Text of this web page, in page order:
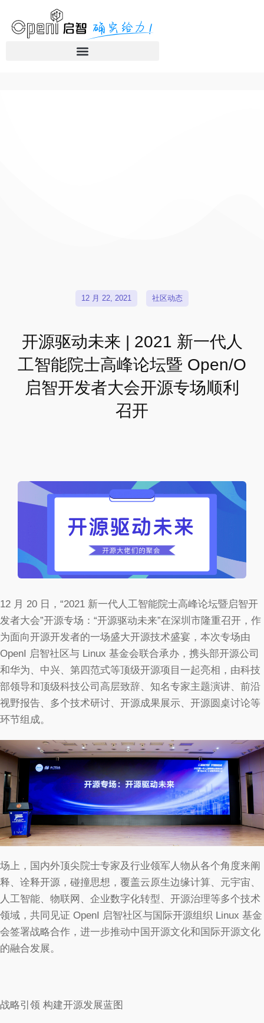
12 月 22, 2021 社区动态
开源驱动未来 | 2021 新一代人
工智能院士高峰论坛暨 Open/O
启智开发者大会开源专场顺利
召开
12 月 20 日，“2021 新一代人工智能院士高峰论坛暨启智开
发者大会”开源专场：“开源驱动未来”在深圳市隆重召开，作
为面向开源开发者的一场盛大开源技术盛宴，本次专场由
OpenI 启智社区与 Linux 基金会联合承办，携头部开源公司
和华为、中兴、第四范式等顶级开源项目一起亮相，由科技
部领导和顶级科技公司高层致辞、知名专家主题演讲、前沿
视野报告、多个技术研讨、开源成果展示、开源圆桌讨论等
环节组成。
场上，国内外顶尖院士专家及行业领军人物从各个角度来阐
释、诠释开源，碰撞思想，覆盖云原生边缘计算、元宇宙、
人工智能、物联网、企业数字化转型、开源治理等多个技术
领域，共同见证 OpenI 启智社区与国际开源组织 Linux 基金
会签署战略合作，进一步推动中国开源文化和国际开源文化
的融合发展。
战略引领 构建开源发展蓝图